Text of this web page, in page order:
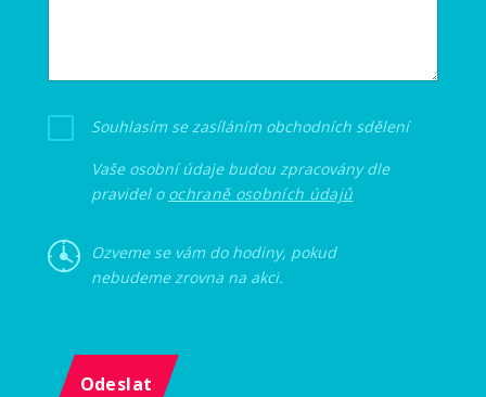
Souhlasím se zasíláním obchodních sdělení
Vaše osobní údaje budou zpracovány dle
pravidel o ochraně osobních údajů
Ozveme se vám do hodiny, pokud
nebudeme zrovna na akci.
Odeslat